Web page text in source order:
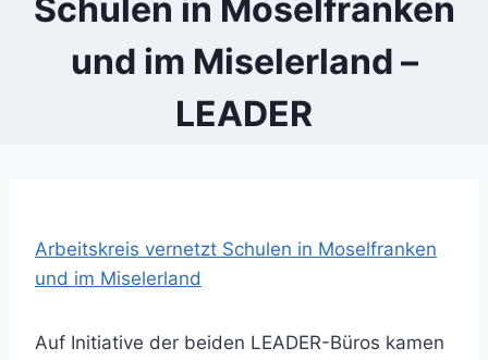
Schulen in Moselfranken
und im Miselerland –
LEADER
Arbeitskreis vernetzt Schulen in Moselfranken
und im Miselerland
Auf Initiative der beiden LEADER-Büros kamen